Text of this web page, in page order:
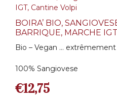
BOIRA’ BIO,
BARRIQUE, MARCHE
Bio – Vegan …
100% Sangiovese
€12,75